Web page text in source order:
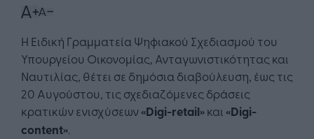
Η Ειδική Γραμματεία Ψηφιακού Σχεδιασμού του
Υπουργείου Οικονομίας, Ανταγωνιστικότητας και
Ναυτιλίας, θέτει σε δημόσια διαβούλευση, έως τις
20 Αυγούστου, τις σχεδιαζόμενες δράσεις
κρατικών ενισχύσεων«Digi-retail»και «Digi-
content».